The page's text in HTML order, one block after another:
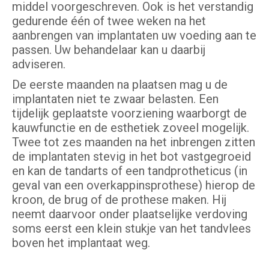
middel voorgeschreven. Ook is het verstandig
gedurende één of twee weken na het
aanbrengen van implantaten uw voeding aan te
passen. Uw behandelaar kan u daarbij
adviseren.
De eerste maanden na plaatsen mag u de
implantaten niet te zwaar belasten. Een
tijdelijk geplaatste voorziening waarborgt de
kauwfunctie en de esthetiek zoveel mogelijk.
Twee tot zes maanden na het inbrengen zitten
de implantaten stevig in het bot vastgegroeid
en kan de tandarts of een tandprotheticus (in
geval van een overkappinsprothese) hierop de
kroon, de brug of de prothese maken. Hij
neemt daarvoor onder plaatselijke verdoving
soms eerst een klein stukje van het tandvlees
boven het implantaat weg.